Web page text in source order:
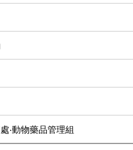
‧動物藥品管理組